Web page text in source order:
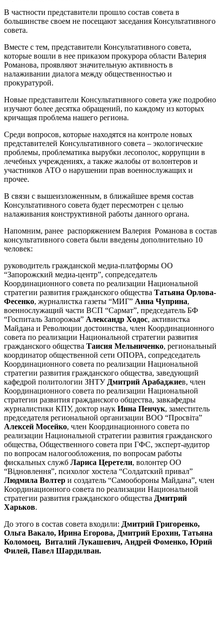
В частности представители прошло состав совета в
большинстве своем не посещают заседания Консультативного
совета.
Вместе с тем, представители Консультативного совета,
которые вошли в нее приказом прокурора области Валерия
Романова, проявляют значительную активность в
налаживании диалога между общественностью и
прокуратурой.
Новые представители Консультативного совета уже подробно
изучают более десятка обращений, по каждому из которых
кричащая проблема нашего региона.
Среди вопросов, которые находятся на контроле новых
представителей Консультативного совета – экологические
проблемы, проблематика вырубки лесополос, коррупции в
лечебных учреждениях, а также жалобы от волонтеров и
участников АТО о нарушении прав военнослужащих и
прочее.
В связи с вышеизложенным, в ближайшее время состав
Консультативного совета будет пересмотрен с целью
налаживания конструктивной работы данного органа.
Напомним, ранее распоряжением Валерия Романова в состав
консультативного совета были введены дополнительно 10
человек:
руководитель гражданской медиа-платформы ОО
“Запорожский медиа-центр”, сопредседатель
Координационного совета по реализации Национальной
стратегии развития гражданского общества Татьяна Орлова-
Фесенко, журналистка газеты “МИГ” Анна Чуприна,
военнослужащий части ВСП “Сармат”, председатель БФ
“Госпиталь Запорожья” Александр Ходос, активистка
Майдана и Революции достоинства, член Координационного
совета по реализации Национальной стратегии развития
гражданского общества Таисия Мельниченко, региональный
координатор общественной сети ОПОРА, сопредседатель
Координационного совета по реализации Национальной
стратегии развития гражданского общества, заведующий
кафедрой политологии ЗНТУ Дмитрий Арабаджиев, член
Координационного совета по реализации Национальной
стратегии развития гражданского общества, завкафедры
журналистики КПУ, доктор наук Инна Пенчук, заместитель
председателя региональной организации ВОО “Просвіта”
Алексей Мосейко, член Координационного совета по
реализации Национальной стратегии развития гражданского
общества, Общественного совета при ГФС, эксперт-аудитор
по вопросам налогообложения, по вопросам работы
фискальных служб Лариса Церетели, волонтер ОО
“Відновлення”, психолог хостела “Солдатский привал”
Людмила Волтер и создатель “Самообороны Майдана”, член
Координационного совета по реализации Национальной
стратегии развития гражданского общества Дмитрий
Харьков.
До этого в состав совета входили: Дмитрий Григоренко,
Ольга Вакало, Ирина Егорова, Дмитрий Ерохин, Татьяна
Коломоец, Виталий Лукашевич, Андрей Фоменко, Юрий
Филей, Павел Шардилван.